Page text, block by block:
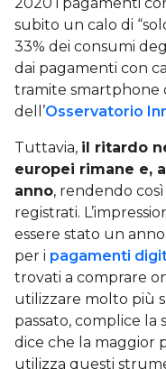
subito un calo di
33% dei consumi
dai pagamenti con
tramite smartphone
dell’Osservatorio
Tuttavia, il ritardo
europei rimane e,
anno, rendendo
registrati.
essere stato un
per i pagamenti
trovati a comprare
utilizzare molto più
passato, complice la
dice che la maggior
utilizza questi